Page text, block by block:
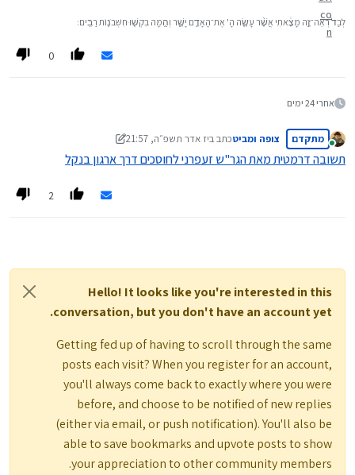
לְבַד֙ רְאֵה־זֶ֣ה מָצָ֔אתִי אֲשֶׁ֨ר עָשָׂ֧ה הָ' אֶת־הָאָדָ֖ם יָשָׁ֑ר וְהֵ֥מָּה בִקְשׁ֖וּ חִשְּׁבֹנ֥וֹת רַבִּֽים׃
0
אחרי 24 ימים
מחובר
מתקדם צופה ומביטכתב ביז אדר תשפ״ה, 21:57
נערך לאחרונה על ידי צופה ומביט
תשובה דרמטית מאת הגר"ש זעפרני לחוסכים דרך ארגון בנקל
2
Hello! It looks like you're interested in this
conversation, but you don't have an account yet.
Getting fed up of having to scroll through the same
posts each visit? When you register for an account,
you'll always come back to exactly where you were
before, and choose to be notified of new replies
(either via email, or push notification). You'll also be
able to save bookmarks and upvote posts to show
your appreciation to other community members.